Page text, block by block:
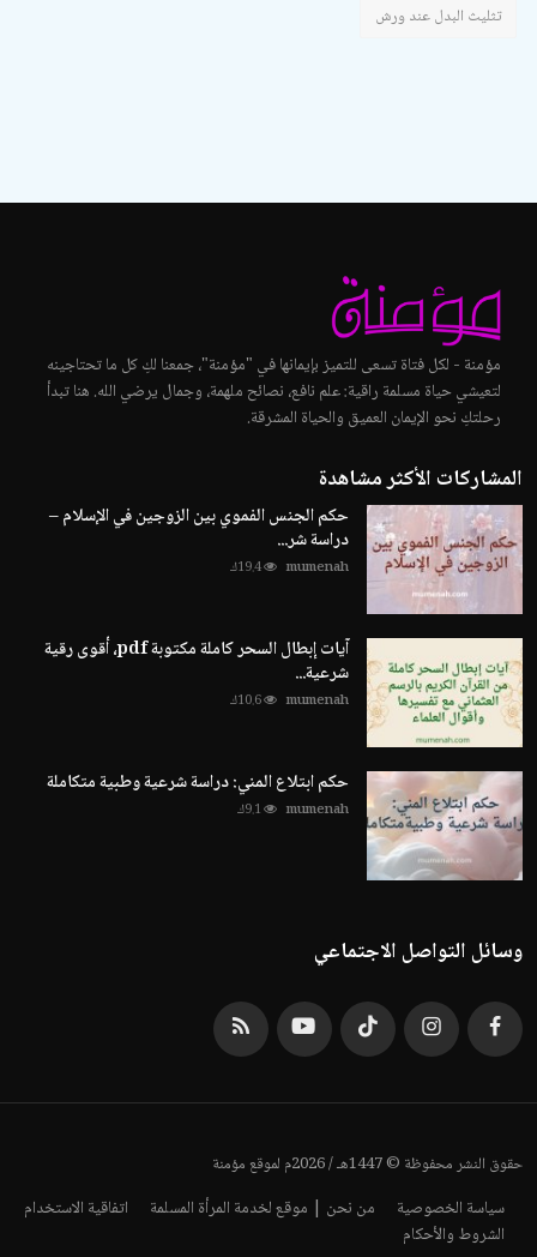
تثليث البدل عند ورش
مؤمنة - لكل فتاة تسعى للتميز بإيمانها في "مؤمنة"، جمعنا لكِ كل ما تحتاجينه
لتعيشي حياة مسلمة راقية: علم نافع، نصائح ملهمة، وجمال يرضي الله. هنا تبدأ
رحلتكِ نحو الإيمان العميق والحياة المشرقة.
المشاركات الأكثر مشاهدة
حكم الجنس الفموي بين الزوجين في الإسلام –
دراسة شر...
mumenah
آيات إبطال السحر كاملة مكتوبة pdf، أقوى رقية
شرعية...
mumenah
حكم ابتلاع المني: دراسة شرعية وطبية متكاملة
mumenah
وسائل التواصل الاجتماعي
حقوق النشر محفوظة © 1447هـ / 2026م لموقع مؤمنة
سياسة الخصوصية من نحن | موقع لخدمة المرأة المسلمة
اتفاقية الاستخدام
الشروط والأحكام